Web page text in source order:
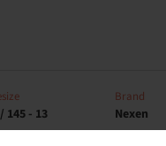
145 - 13
Brand
Nexen